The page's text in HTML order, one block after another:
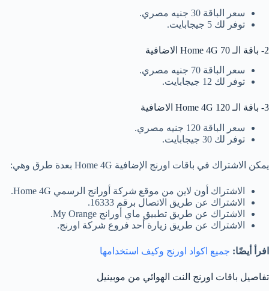
سعر الباقة 30 جنيه مصري.
توفر لك 5 جيجابايت.
2- باقة الـ Home 4G 70 الاضافية
سعر الباقة 70 جنيه مصري.
توفر لك 12 جيجابايت.
3- باقة الـ Home 4G 120 الاضافية
سعر الباقة 120 جنيه مصري.
توفر لك 30 جيجابايت.
يمكن الاشتراك في باقات اورنج الإضافية Home 4G بعدة طرق وهي:
الاشتراك أون لاين من موقع شركة أورانج الرسمي Home 4G.
الاشتراك عن طريق الاتصال برقم 16333.
الاشتراك عن طريق تطبيق ماي أورانج My Orange.
الاشتراك عن طريق زيارة أحد فروع شركة اورنج.
افرأ أيضًا: جميع اكواد اورنج وكيف استخدامها
تفاصيل باقات اورنج النت الهوائي من موبينيل